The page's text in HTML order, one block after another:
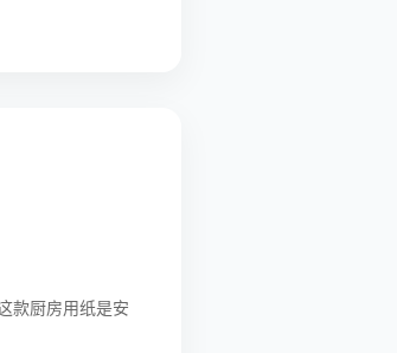
款厨房用纸是安